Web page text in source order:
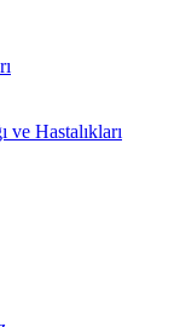
ve Hastalıkları